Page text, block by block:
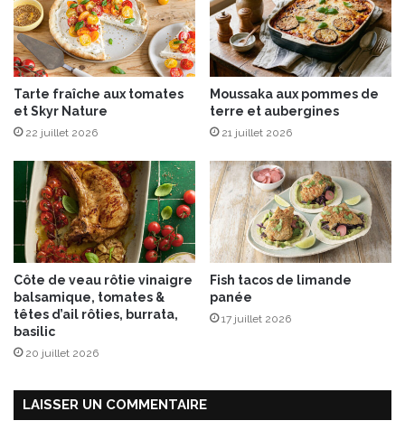
Tarte fraîche aux tomates
et Skyr Nature
22 juillet 2026
Moussaka aux pommes de
terre et aubergines
21 juillet 2026
Côte de veau rôtie vinaigre
balsamique, tomates &
têtes d’ail rôties, burrata,
basilic
20 juillet 2026
Fish tacos de limande
panée
17 juillet 2026
LAISSER UN COMMENTAIRE